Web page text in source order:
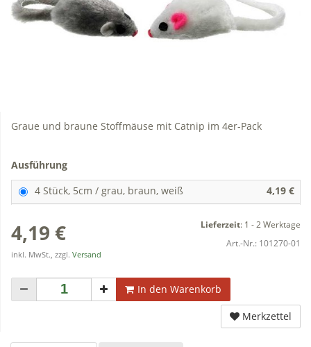
Graue und braune Stoffmäuse mit Catnip im 4er-Pack
Ausführung
4 Stück, 5cm / grau, braun, weiß
4,19 €
4,19 €
inkl. MwSt., zzgl. Versand
Lieferzeit: 1 - 2 Werktage
Art.-Nr.: 101270-01
In den Warenkorb
Merkzettel